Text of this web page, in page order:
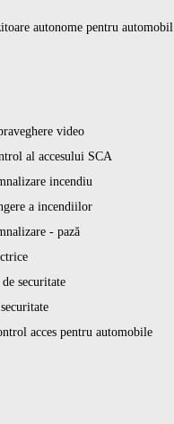
autonome pentru automobil
video
al accesului SCA
incendiu
a incendiilor
- pază
securitate
acces pentru automobile